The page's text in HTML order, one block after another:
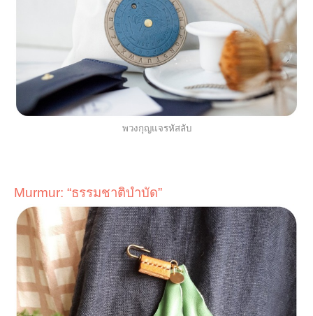
พวงกุญแจรหัสลับ
Murmur: “ธรรมชาติบำบัด”